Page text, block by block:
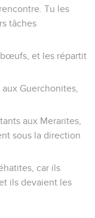
Tu les
tâches
et les répartit
Guerchonites,
aux Merarites,
sous la direction
car ils
ils devaient les